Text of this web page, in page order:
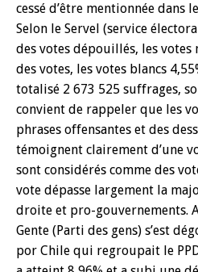
cessé d’être mentionnée dans
Selon le Servel (service
des votes dépouillés, les
des votes, les votes blancs
totalisé 2 673 525 suffrages,
convient de rappeler que les
phrases offensantes et des
témoignent clairement d’une
sont considérés comme des
vote dépasse largement la
droite et pro-gouvernements.
Gente (Parti des gens) s’est
por Chile qui regroupait le